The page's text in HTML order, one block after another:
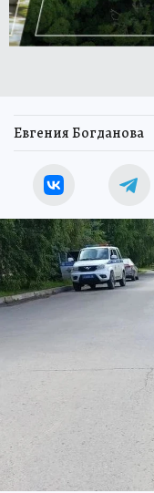
Евгения Богданова